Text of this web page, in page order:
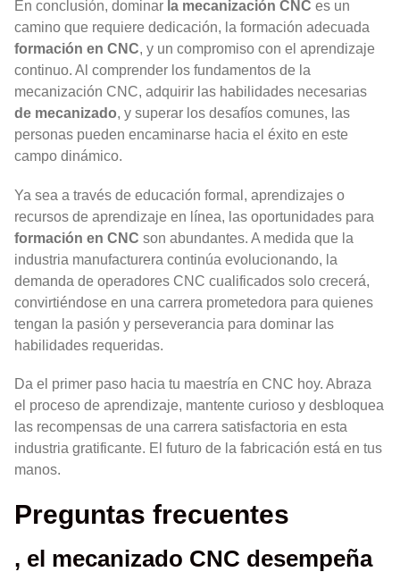
En conclusión, dominar la mecanización CNC es un
camino que requiere dedicación, la formación adecuada
formación en CNC, y un compromiso con el aprendizaje
continuo. Al comprender los fundamentos de la
mecanización CNC, adquirir las habilidades necesarias
de mecanizado, y superar los desafíos comunes, las
personas pueden encaminarse hacia el éxito en este
campo dinámico.
Ya sea a través de educación formal, aprendizajes o
recursos de aprendizaje en línea, las oportunidades para
formación en CNC son abundantes. A medida que la
industria manufacturera continúa evolucionando, la
demanda de operadores CNC cualificados solo crecerá,
convirtiéndose en una carrera prometedora para quienes
tengan la pasión y perseverancia para dominar las
habilidades requeridas.
Da el primer paso hacia tu maestría en CNC hoy. Abraza
el proceso de aprendizaje, mantente curioso y desbloquea
las recompensas de una carrera satisfactoria en esta
industria gratificante. El futuro de la fabricación está en tus
manos.
Preguntas frecuentes
, el mecanizado CNC desempeña